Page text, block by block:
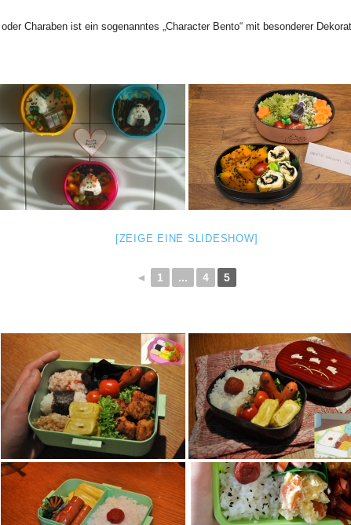
Charaben ist ein sogenanntes „Character Bento“ mit besonderer
[ZEIGE EINE SLIDESHOW]
◄ 1 ... 4 5